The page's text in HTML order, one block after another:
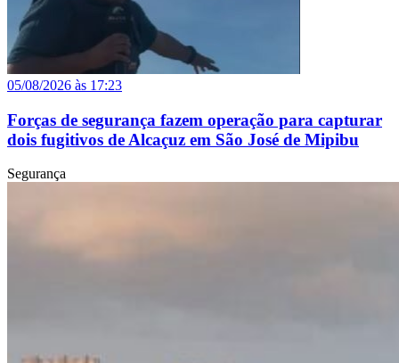
05/08/2026 às 17:23
Forças de segurança fazem operação para capturar
dois fugitivos de Alcaçuz em São José de Mipibu
Segurança